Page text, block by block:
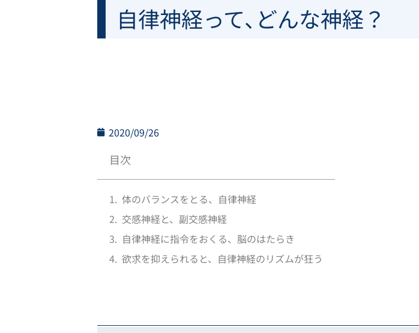
自律神経って､どんな神経？
2020/09/26
目次
体のバランスをとる、自律神経
交感神経と、副交感神経
自律神経に指令をおくる、脳のはたらき
欲求を抑えられると、自律神経のリズムが狂う